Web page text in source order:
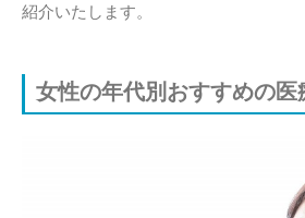
紹介いたします。
女性の年代別おすすめの